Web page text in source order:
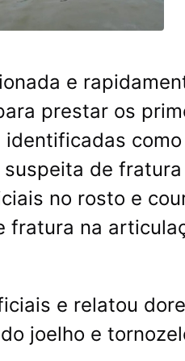
e
prestar os
como
de
no rosto e
fratura na
e relatou
joelho e